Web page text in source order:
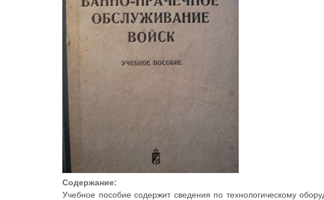
Содержание:
Учебное пособие содержит сведения по технологическому